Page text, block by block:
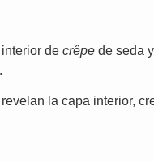
de crêpe de seda
la capa interior,